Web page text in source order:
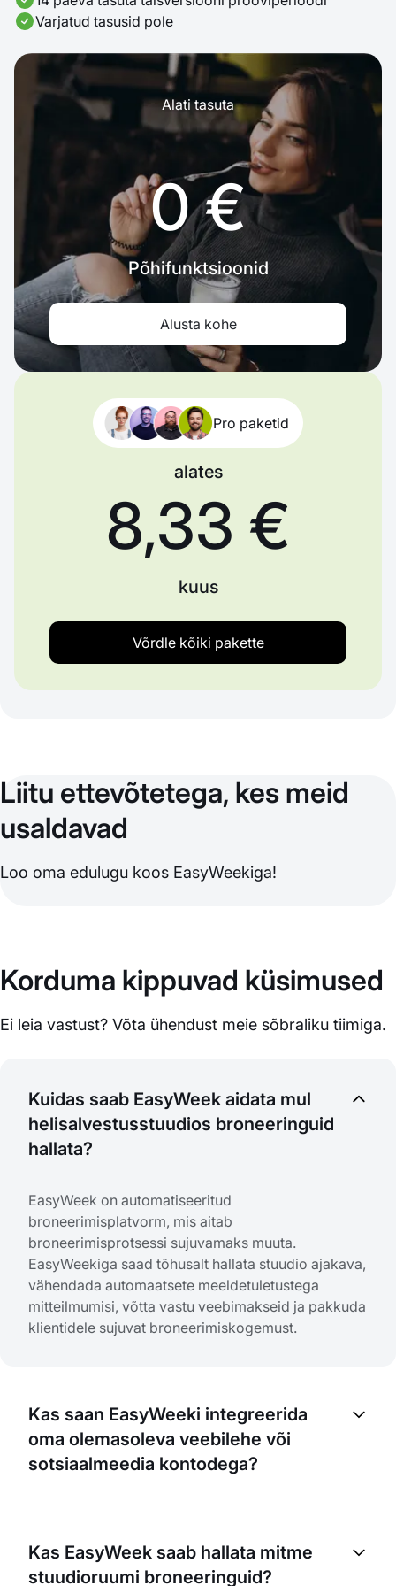
Varjatud tasusid pole
Alati tasuta
0 €
Põhifunktsioonid
Alusta kohe
Pro paketid
alates
8,33 €
kuus
Võrdle kõiki pakette
Liitu ettevõtetega, kes meid
usaldavad
Loo oma edulugu koos EasyWeekiga!
Korduma kippuvad küsimused
Ei leia vastust? Võta ühendust meie sõbraliku tiimiga.
Kuidas saab EasyWeek aidata mul
helisalvestusstuudios broneeringuid
hallata?
EasyWeek on automatiseeritud
broneerimisplatvorm, mis aitab
broneerimisprotsessi sujuvamaks muuta.
EasyWeekiga saad tõhusalt hallata stuudio ajakava,
vähendada automaatsete meeldetuletustega
mitteilmumisi, võtta vastu veebimakseid ja pakkuda
klientidele sujuvat broneerimiskogemust.
Kas saan EasyWeeki integreerida
oma olemasoleva veebilehe või
sotsiaalmeedia kontodega?
platvormidega. Nii saavad kliendid teha
broneeringu otse sinu veebilehelt või
Kas EasyWeek saab hallata mitme
stuudioruumi broneeringuid?